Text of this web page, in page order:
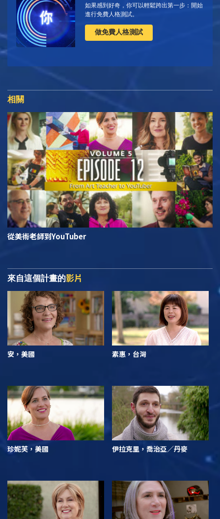
如果感到好奇，你可以輕鬆跨出第一步：開始
進行免費人格測試。
做免費人格測試
相關
從美術老師到YouTuber
來自這個計畫的影片
安，美國 素惠，台灣
珍妮芙，美國 伊拉克里，喬治亞／丹麥